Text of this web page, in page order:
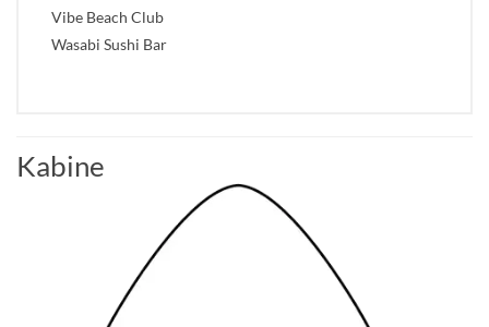
Vibe Beach Club
Wasabi Sushi Bar
Kabine